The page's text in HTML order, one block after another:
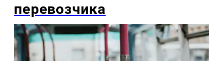
перевозчика